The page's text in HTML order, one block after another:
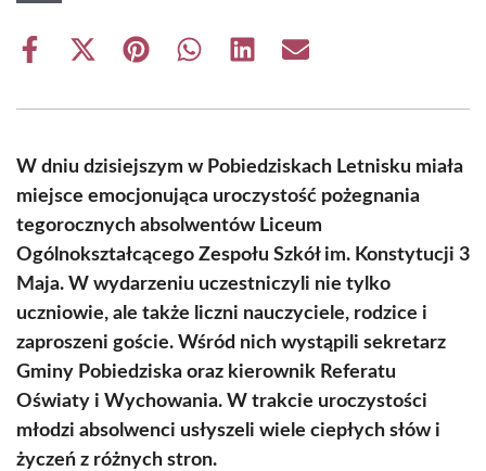
Share
Share
(Twitter)
Share Share Share Share
W dniu dzisiejszym w Pobiedziskach Letnisku miała
miejsce emocjonująca uroczystość pożegnania
tegorocznych absolwentów Liceum
Ogólnokształcącego Zespołu Szkół im. Konstytucji 3
Maja. W wydarzeniu uczestniczyli nie tylko
uczniowie, ale także liczni nauczyciele, rodzice i
zaproszeni goście. Wśród nich wystąpili sekretarz
Gminy Pobiedziska oraz kierownik Referatu
Oświaty i Wychowania. W trakcie uroczystości
młodzi absolwenci usłyszeli wiele ciepłych słów i
życzeń z różnych stron.